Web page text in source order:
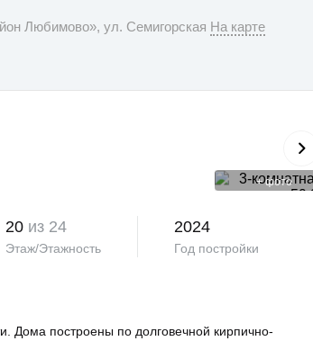
Любимово», ул. Семигорская На карте
+ фото
20 из 24
Этаж/Этажность
2024
Год постройки
Дома построены по долговечной кирпично-